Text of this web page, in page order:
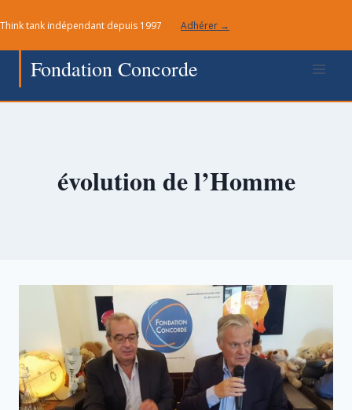
au
contenu
Think tank indépendant depuis 1997 Adhérer →
Fondation Concorde
évolution de l’Homme